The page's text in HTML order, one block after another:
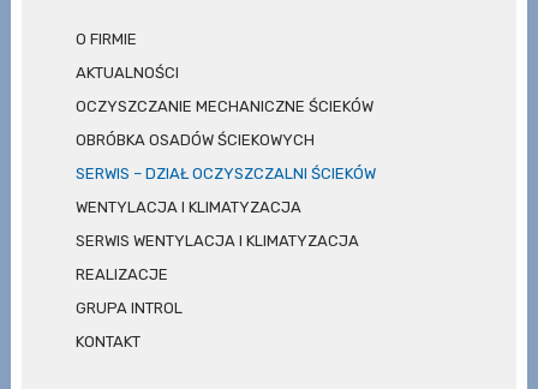
O FIRMIE
AKTUALNOŚCI
OCZYSZCZANIE MECHANICZNE ŚCIEKÓW
OBRÓBKA OSADÓW ŚCIEKOWYCH
SERWIS – DZIAŁ OCZYSZCZALNI ŚCIEKÓW
WENTYLACJA I KLIMATYZACJA
SERWIS WENTYLACJA I KLIMATYZACJA
REALIZACJE
GRUPA INTROL
KONTAKT